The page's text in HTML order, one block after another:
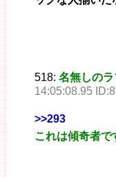
518: 名無しの
14:05:08.95
>>293
これは傾奇者で